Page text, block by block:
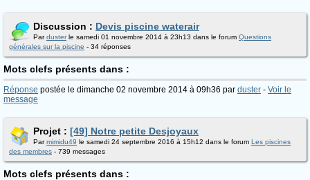
Discussion : Devis piscine waterair
Pardusterle samedi 01 novembre 2014 à 23h13 dans le forum Questions
générales sur la piscine - 34 réponses
Mots clefs présents dans :
Réponse postée le dimanche 02 novembre 2014 à 09h36 par duster - Voir le
message
Projet : [49] Notre petite Desjoyaux
Parmimidu49 le samedi 24 septembre 2016 à 15h12 dans le forum Les piscines
des membres - 739 messages
Mots clefs présents dans :